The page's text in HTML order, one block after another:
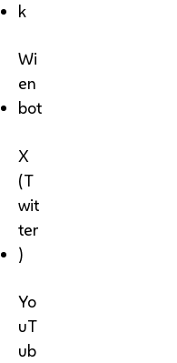
k
Wi
en
bot
X
(T
wit
ter
)
Yo
uT
ub